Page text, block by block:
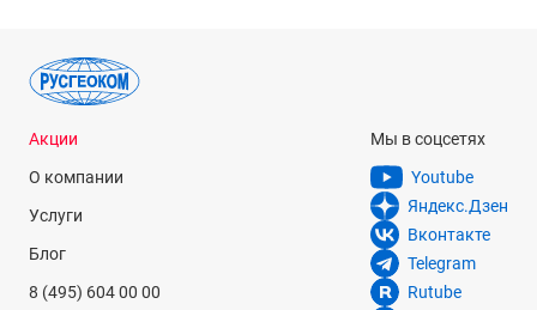
Акции
О компании
Услуги
Блог
8 (495) 604 00 00
Мы в соцсетях
Youtube
Яндекс.Дзен
Вконтакте
Telegram
Rutube